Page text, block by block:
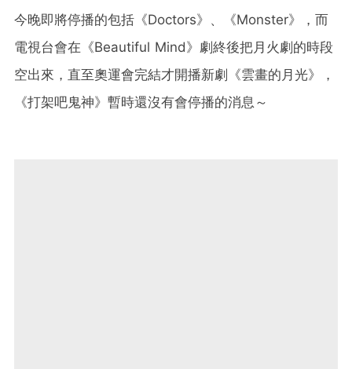
今晚即將停播的包括《Doctors》、《Monster》，而
電視台會在《Beautiful Mind》劇終後把月火劇的時段
空出來，直至奧運會完結才開播新劇《雲畫的月光》，
《打架吧鬼神》暫時還沒有會停播的消息～